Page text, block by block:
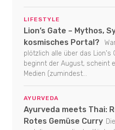
LIFESTYLE
Lion’s Gate – Mythos,
kosmisches Portal?
plötzlich alle über das Lion's
beginnt der August, scheint
Medien (zumindest...
AYURVEDA
Ayurveda meets Thai:
Rotes Gemüse Curry